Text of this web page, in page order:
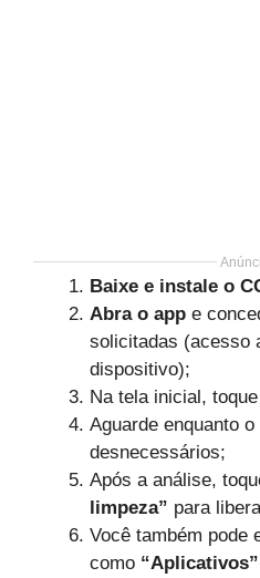
Baixe e instale o
Abra o app e
solicitadas (acesso
dispositivo);
Na tela inicial,
Aguarde enquanto
desnecessários;
Após a análise,
limpeza” para
Você também pode
como “Aplicativos”